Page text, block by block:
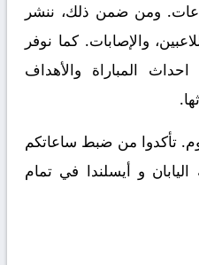
ومن ضمن ذلك، ننشر
والإصابات. كما نوفر
المباراة والأهداف
تأكدوا من ضبط ساعاتكم
و أيسلندا في تمام